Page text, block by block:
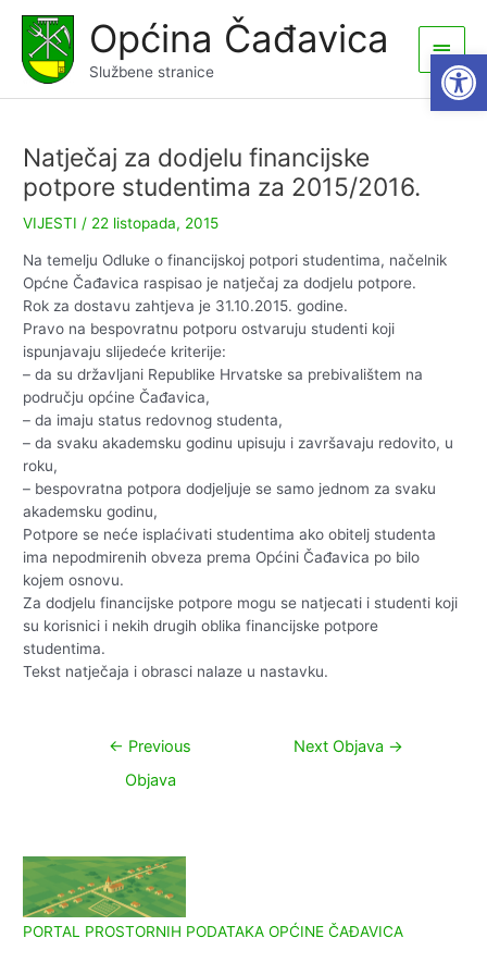
content
Općina Čađavica
Službene stranice
Main
Menu
Natječaj za dodjelu financijske
potpore studentima za 2015/2016.
VIJESTI / 22 listopada, 2015
Na temelju Odluke o financijskoj potpori studentima, načelnik
Općne Čađavica raspisao je natječaj za dodjelu potpore.
Rok za dostavu zahtjeva je 31.10.2015. godine.
Pravo na bespovratnu potporu ostvaruju studenti koji
ispunjavaju slijedeće kriterije:
– da su državljani Republike Hrvatske sa prebivalištem na
području općine Čađavica,
– da imaju status redovnog studenta,
– da svaku akademsku godinu upisuju i završavaju redovito, u
roku,
– bespovratna potpora dodjeljuje se samo jednom za svaku
akademsku godinu,
Potpore se neće isplaćivati studentima ako obitelj studenta
ima nepodmirenih obveza prema Općini Čađavica po bilo
kojem osnovu.
Za dodjelu financijske potpore mogu se natjecati i studenti koji
su korisnici i nekih drugih oblika financijske potpore
studentima.
Tekst natječaja i obrasci nalaze u nastavku.
Navigacija
← Previous
Objava
Next Objava →
PORTAL PROSTORNIH PODATAKA OPĆINE ČAĐAVICA